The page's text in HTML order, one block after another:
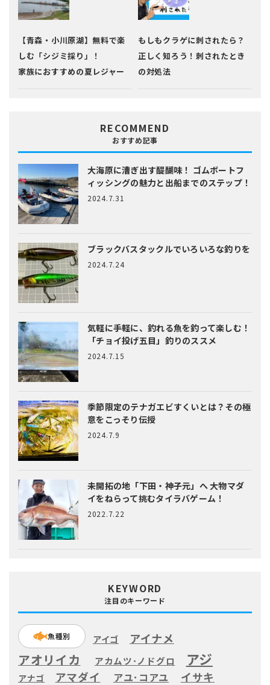
【青森・小川原湖】無料で楽
しむ「シジミ採り」！
家族におすすめの夏レジャー
もしもクラゲに刺されたら？
正しく知ろう！刺されたとき
の対処法
RECOMMEND
おすすめ記事
大海原に漕ぎ出す醍醐味！ ゴムボートフ
ィッシングの魅力と出船までのステップ！
2024.7.31
ブラックバスタックルでいろいろな釣りを
2024.7.24
気軽に手軽に、釣れる魚を釣って楽しむ！
「チョイ投げ五目」釣りのススメ
2024.7.15
季節限定のテナガエビすくいとは？ その極
意をこっそり伝授
2024.7.9
未開拓の地「下田・神子元」へ大物マダ
イをねらって挑むタイラバゲーム！
2022.7.22
KEYWORD
注目のキーワード
魚種別 アイゴ アイナメ
アオリイカ アカムツ･ノドグロ アジ
アナゴ アマダイ アユ･コアユ イサキ